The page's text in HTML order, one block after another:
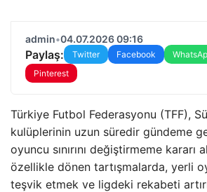
admin•04.07.2026 09:16
Paylaş: Twitter Facebook
Pinterest
Türkiye Futbol Federasyonu (TFF),
kulüplerinin uzun süredir gündeme
oyuncu sınırını değiştirmeme kararı
özellikle dönen tartışmalarda, yerli
teşvik etmek ve ligdeki rekabeti